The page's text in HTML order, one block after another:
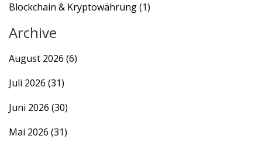
Blockchain & Kryptowährung(1)
Archive
August 2026 (6)
Juli 2026 (31)
Juni 2026 (30)
Mai 2026 (31)